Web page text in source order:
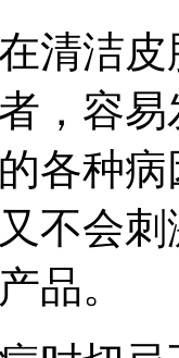
清洁
，容
各种
不会
品。